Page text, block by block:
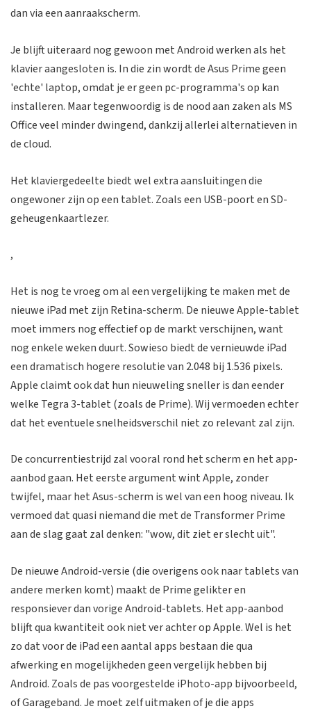
dan via een aanraakscherm.
Je blijft uiteraard nog gewoon met Android werken als het
klavier aangesloten is. In die zin wordt de Asus Prime geen
'echte' laptop, omdat je er geen pc-programma's op kan
installeren. Maar tegenwoordig is de nood aan zaken als MS
Office veel minder dwingend, dankzij allerlei alternatieven in
de cloud.
Het klaviergedeelte biedt wel extra aansluitingen die
ongewoner zijn op een tablet. Zoals een USB-poort en SD-
geheugenkaartlezer.
,
Het is nog te vroeg om al een vergelijking te maken met de
nieuwe iPad met zijn Retina-scherm. De nieuwe Apple-tablet
moet immers nog effectief op de markt verschijnen, want
nog enkele weken duurt. Sowieso biedt de vernieuwde iPad
een dramatisch hogere resolutie van 2.048 bij 1.536 pixels.
Apple claimt ook dat hun nieuweling sneller is dan eender
welke Tegra 3-tablet (zoals de Prime). Wij vermoeden echter
dat het eventuele snelheidsverschil niet zo relevant zal zijn.
De concurrentiestrijd zal vooral rond het scherm en het app-
aanbod gaan. Het eerste argument wint Apple, zonder
twijfel, maar het Asus-scherm is wel van een hoog niveau. Ik
vermoed dat quasi niemand die met de Transformer Prime
aan de slag gaat zal denken: "wow, dit ziet er slecht uit".
De nieuwe Android-versie (die overigens ook naar tablets van
andere merken komt) maakt de Prime gelikter en
responsiever dan vorige Android-tablets. Het app-aanbod
blijft qua kwantiteit ook niet ver achter op Apple. Wel is het
zo dat voor de iPad een aantal apps bestaan die qua
afwerking en mogelijkheden geen vergelijk hebben bij
Android. Zoals de pas voorgestelde iPhoto-app bijvoorbeeld,
of Garageband. Je moet zelf uitmaken of je die apps